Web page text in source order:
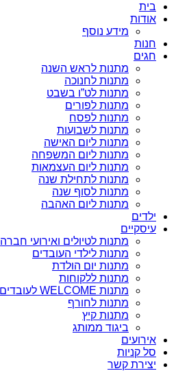
בית
אודות
מידע נוסף
חנות
חגים
מתנות לראש השנה
מתנות לחנוכה
מתנות לט”ו בשבט
מתנות לפורים
מתנות לפסח
מתנות לשבועות
מתנות ליום האישה
מתנות ליום המשפחה
מתנות ליום העצמאות
מתנות לתחילת שנה
מתנות לסוף שנה
מתנות ליום האהבה
ילדים
עיסקיים
מתנות לטיולים ואירועי חברה
מתנות לילדי העובדים
מתנות יום הולדת
מתנות ללקוחות
מתנות WELCOME לעובדים
מתנות לחורף
מתנות קיץ
ביגוד ממותג
אירועים
סל קניות
יצירת קשר